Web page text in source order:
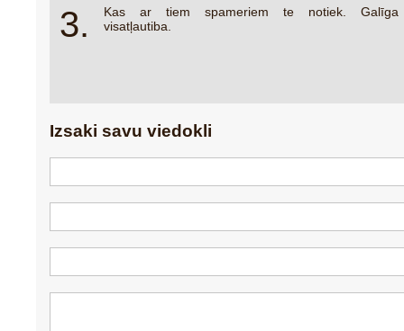
3.
Kas ar tiem spameriem te notiek. Galīga
visatļautiba.
Izsaki savu viedokli